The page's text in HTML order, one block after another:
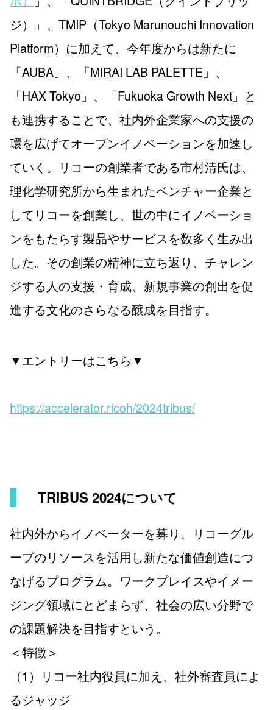
ジ）」、TMIP（Tokyo Marunouchi Innovation
Platform）に加えて、今年度からは新たに
「AUBA」、「MIRAI LAB PALETTE」、
「HAX Tokyo」、「Fukuoka Growth Next」と
も連携することで、社内外企業家への支援の
環を広げてオープンイノベーションを加速し
ていく。リコーの創業者である市村清氏は、
理化学研究所から生まれたベンチャー企業と
してリコーを創業し、世の中にイノベーショ
ンをもたらす製品やサービスを数多く生み出
した。その創業の精神に立ち返り、チャレン
ジする人の支援・育成、新規事業の創出を促
進する文化のさらなる醸成を目指す。
▼エントリーはこちら▼
https://accelerator.ricoh/2024tribus/
TRIBUS 2024について
社内外からイノベーターを募り、リコーグル
ープのリソースを活用し新たな価値創造につ
なげるプログラム。ワークプレイスやイメー
ジング領域にとどまらず、社会の広い分野で
の課題解決を目指すという。
＜特徴＞
（1）リコー社内役員に加え、社外審査員によ
るジャッジ